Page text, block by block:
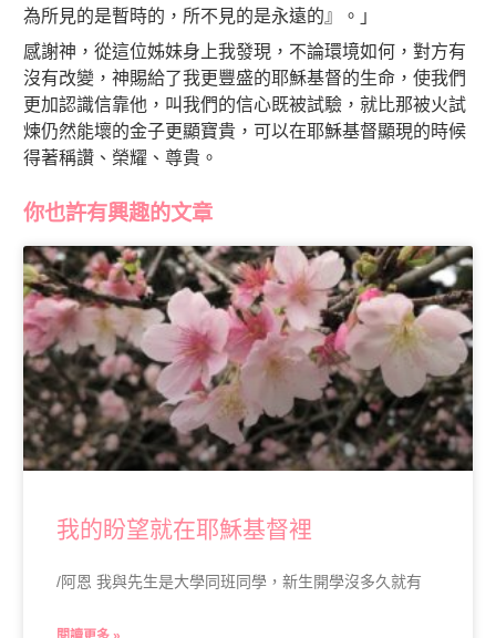
為所見的是暫時的，所不見的是永遠的』。」
感謝神，從這位姊妹身上我發現，不論環境如何，對方有
沒有改變，神賜給了我更豐盛的耶穌基督的生命，使我們
更加認識信靠他，叫我們的信心既被試驗，就比那被火試
煉仍然能壞的金子更顯寶貴，可以在耶穌基督顯現的時候
得著稱讚、榮耀、尊貴。
你也許有興趣的文章
我的盼望就在耶穌基督裡
/阿恩 我與先生是大學同班同學，新生開學沒多久就有